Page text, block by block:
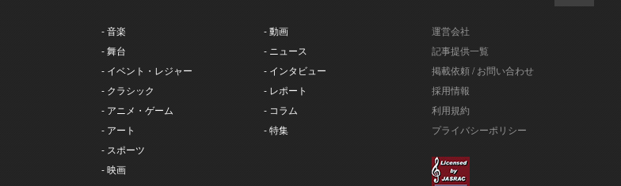
- 音楽
- 舞台
- イベント・レジャー
- クラシック
- アニメ・ゲーム
- アート
- スポーツ
- 映画
- 動画
- ニュース
- インタビュー
- レポート
- コラム
- 特集
運営会社
記事提供一覧
掲載依頼 / お問い合わせ
採用情報
利用規約
プライバシーポリシー